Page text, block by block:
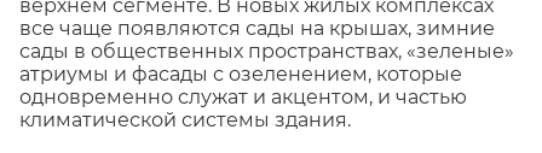
верхнем сегменте. В новых жилых комплексах
все чаще появляются сады на крышах, зимние
сады в общественных пространствах, «зеленые»
атриумы и фасады с озеленением, которые
одновременно служат и акцентом, и частью
климатической системы здания.